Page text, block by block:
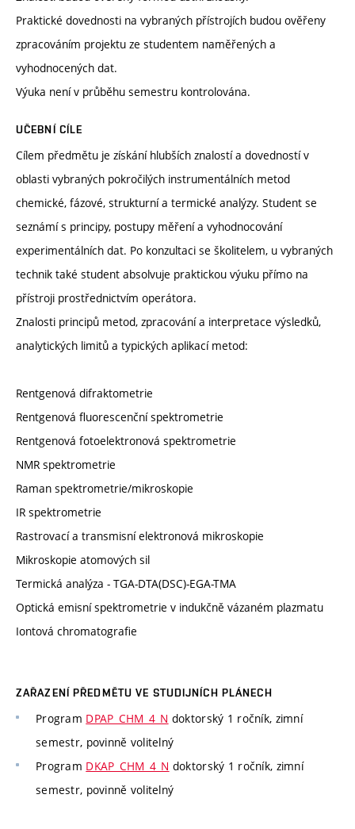
Praktické dovednosti na vybraných přístrojích budou ověřeny
zpracováním projektu ze studentem naměřených a
vyhodnocených dat.
Výuka není v průběhu semestru kontrolována.
UČEBNÍ CÍLE
Cílem předmětu je získání hlubších znalostí a dovedností v
oblasti vybraných pokročilých instrumentálních metod
chemické, fázové, strukturní a termické analýzy. Student se
seznámí s principy, postupy měření a vyhodnocování
experimentálních dat. Po konzultaci se školitelem, u vybraných
technik také student absolvuje praktickou výuku přímo na
přístroji prostřednictvím operátora.
Znalosti principů metod, zpracování a interpretace výsledků,
analytických limitů a typických aplikací metod:
Rentgenová difraktometrie
Rentgenová fluorescenční spektrometrie
Rentgenová fotoelektronová spektrometrie
NMR spektrometrie
Raman spektrometrie/mikroskopie
IR spektrometrie
Rastrovací a transmisní elektronová mikroskopie
Mikroskopie atomových sil
Termická analýza - TGA-DTA(DSC)-EGA-TMA
Optická emisní spektrometrie v indukčně vázaném plazmatu
Iontová chromatografie
ZAŘAZENÍ PŘEDMĚTU VE STUDIJNÍCH PLÁNECH
Program DPAP_CHM_4_N doktorský 1 ročník, zimní
semestr, povinně volitelný
Program DKAP_CHM_4_N doktorský 1 ročník, zimní
semestr, povinně volitelný